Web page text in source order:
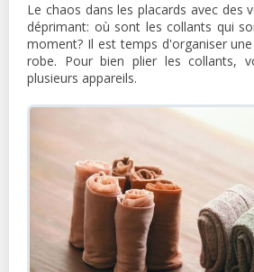
Le chaos dans les placards avec des
déprimant: où sont les collants qui
moment? Il est temps d'organiser
robe. Pour bien plier les collants,
plusieurs appareils.